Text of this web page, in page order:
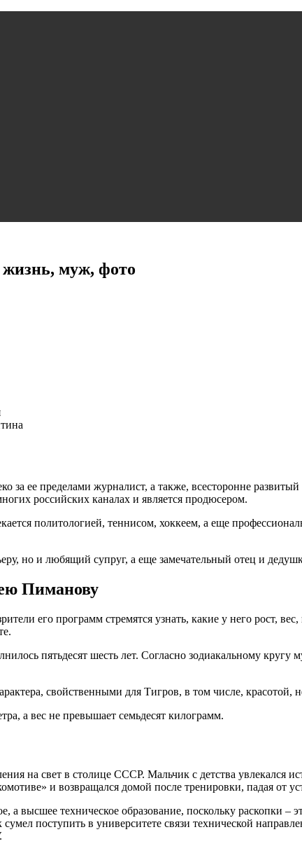
муж, фото
за ее пределами журналист, а также, всесторонне
российских каналах и является продюсером.
политологией, теннисом, хоккеем, а еще
но и любящий супруг, а еще замечательный отец и
Пиманову
его программ стремятся узнать, какие у него рост,
пятьдесят шесть лет. Согласно зодиакальному кругу
свойственными для Тигров, в том числе,
а вес не превышает семьдесят килограмм.
на свет в столице СССР. Мальчик с детства увлекался
и возвращался домой после тренировки, падая от
а высшее техническое образование, поскольку раскопки
поступить в университете связи технической